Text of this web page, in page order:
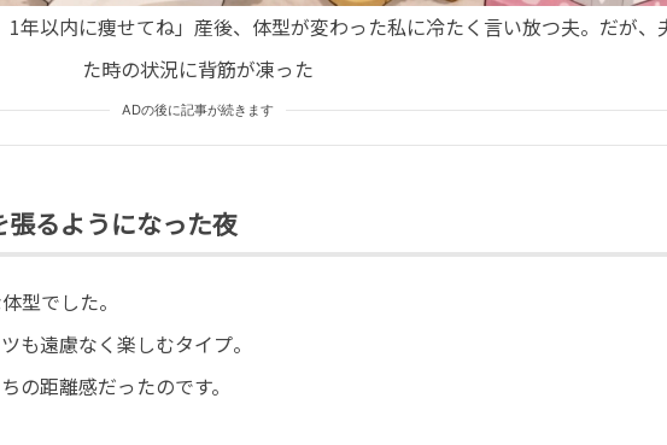
1年以内に痩せてね」産後、体型が変わった私に冷たく言い放つ夫。だが、
た時の状況に背筋が凍った
ADの後に記事が続きます
るようになった夜
型でした。
も遠慮なく楽しむタイプ。
の距離感だったのです。